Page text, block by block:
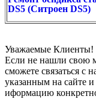
DS5 (Ситроен DS5)
Уважаемые Клиенты!
Если не нашли свою
сможете связаться с
указанным на сайте
иформацию